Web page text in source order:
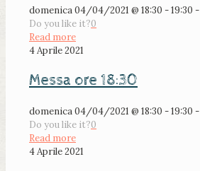
domenica 04/04/2021 @ 18:30 - 19:30 -
Do you like it?0
Read more
4 Aprile 2021
Messa ore 18:30
domenica 04/04/2021 @ 18:30 - 19:30 -
Do you like it?0
Read more
4 Aprile 2021